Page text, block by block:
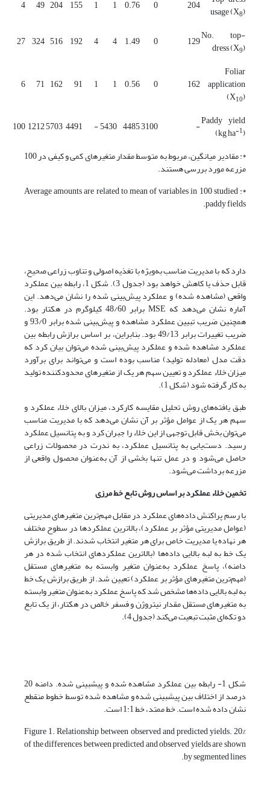
usage (X8)
204
0
0.76
1
1
155
204
49
4
No. top-
dress (X9)
129
0
1.49
4
4
192
516
324
27
Foliar
application
(X10)
162
0
0.56
1
1
91
162
71
6
Paddy yield
(kg ha-1)
-
3100
4485
5430
-
4491
5703
1212
100
*: مقادیر میانگین، مربوط به متوسط مقدار متغیرهای کمی و کیفی در 100
مزرعه مورد بررسی هستند.
*: Average amounts are related to mean of variables in 100 studied
paddy fields.
دارد که با مدیریت مناسب به‌ویژه با تغذیه اصولی و تناوب زراعی صحیح،
قابل حذف یا کاهش خواهد بود (جدول 3). شکل 1، رابطه بین عملکرد
واقعی (مشاهده شده) و عملکرد پیش‌بینی شده را نشان می‌دهد. این
آماره نشان می‌دهد که MSE برابر 48/60 کیلوگرم در هکتار بود.
همچنین ضریب تبیین عملکرد مشاهده و پیش‌بینی شده برابر 93/0 و
ضریب تغییرات برابر 49/13 بود. بنابراین، بر اساس برازش رابطه بین
عملکرد مشاهده شده و عملکرد پیش‌بینی شده می‌توان بیان کرد که
دقت مدل (معادله تولید) مناسب بوده است و می‌تواند برای برآورد
میزان خلاء عملکرد و تعیین سهم هر یک از متغیرهای محدودکننده تولید
به کار گرفته شود (شکل 1).
طبق یافته‌های روش تحلیل مقایسه کارکرد، میزان بالای خلاء عملکرد و
سهم هر یک از عوامل مؤثر بر آن نشان می‌دهد که با مدیریت مناسب
می‌توان بخش قابل توجهی از این خلاء را جبران کرد و به پتانسیل عملکرد
رسید. دست‌یابی به پتانسیل عملکرد، به ندرت در محصولات زراعی
حاصل می‌شود و در عمل تنها بخشی از آن به‌عنوان محصول واقعی از
مزرعه برداشت می‌شود.
تخمین خلاء عملکرد براساس روشتابع خط مرزی
با رسم پراکنش داده‌های عملکرد در مقابل مهم‌ترین متغیرهای مدیریتی
(عوامل مدیریتی مؤثر بر عملکرد)، بالاترین عملکردها در سطوح مختلف
هر نهاده یا مدیریت خاص برای هر متغیر انتخاب شدند. از طریق برازش
یک خط به لبه بالایی داده‌ها (بالاترین عملکردهای انتخاب شده در هر
دامنه)، پاسخ عملکرد به‌عنوان متغیر وابسته به متغیرهای مستقل
(مهم‌ترین متغیرهای مؤثر بر عملکرد) تعیین شد. از طریق برازش یک خط
به لبه بالایی داده‌ها مشخص شد که پاسخ عملکرد به‌عنوان متغیر وابسته
به متغیرهای مستقل مقدار نیتروژن و فسفر خالص در هکتار، از یک تابع
دو تکه‌ای مثبت تبعیت می‌کند (جدول 4).
شکل 1- رابطه بین عملکرد مشاهده شده و پیش­بینی شده. دامنه 20
درصد از اختلاف بین پیش­بینی شده و مشاهده شده توسط خطوط منقطع
نشان داده شده است. خط ممتد، خط 1:1 است.
Figure 1. Relationship between observed and predicted yields. 20%
of the differences between predicted and observed yields are shown
by segmented lines.